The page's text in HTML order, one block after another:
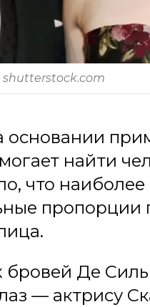
shutterstock.com
основании
найти
что
пропорции
Де
— актрису